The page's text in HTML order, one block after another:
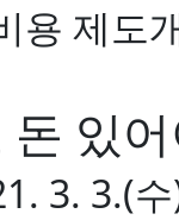
용 제도
있
3. 3.(